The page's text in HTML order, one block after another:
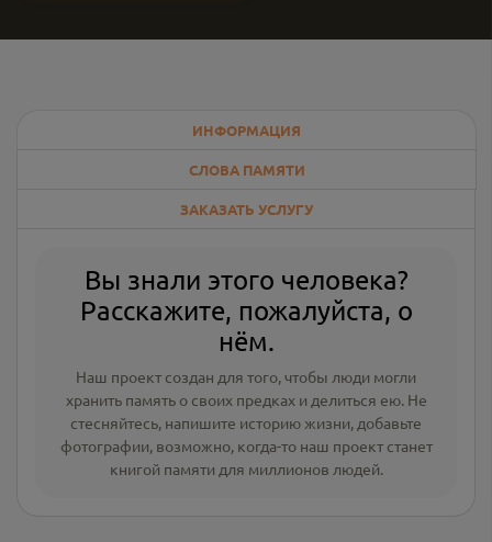
ИНФОРМАЦИЯ
СЛОВА ПАМЯТИ
ЗАКАЗАТЬ УСЛУГУ
Вы знали этого человека?
Расскажите, пожалуйста, о
нём.
Наш проект создан для того, чтобы люди могли
хранить память о своих предках и делиться ею. Не
стесняйтесь, напишите историю жизни, добавьте
фотографии, возможно, когда-то наш проект станет
книгой памяти для миллионов людей.